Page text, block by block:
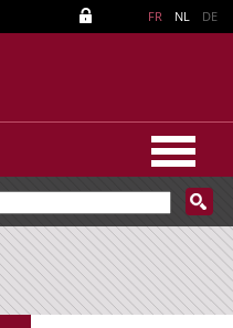
FR NL DE